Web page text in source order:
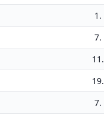
1.
7.
11.
19.
7.